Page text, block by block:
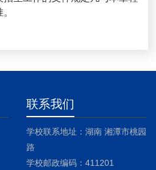
联系我们
学校联系地址：湖南 湘潭市桃园
路
学校邮政编码：411201